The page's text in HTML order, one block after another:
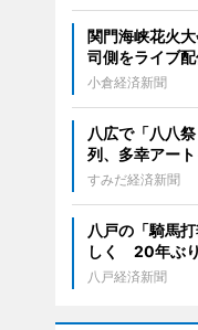
関門海峡花火
司側をライブ
小倉経済新聞
八広で「八八
列、多幸アート
すみだ経済新聞
八戸の「騎馬
しく 20年ぶ
八戸経済新聞